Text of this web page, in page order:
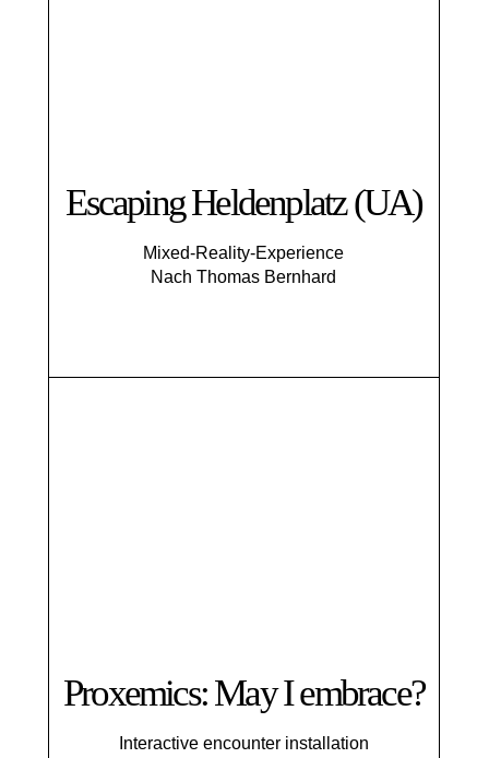
Escaping Helden­platz (UA)
Mixed-Reality-Experience
Nach Thomas Bernhard
Proxemics: May I embrace?
Interactive encounter installation